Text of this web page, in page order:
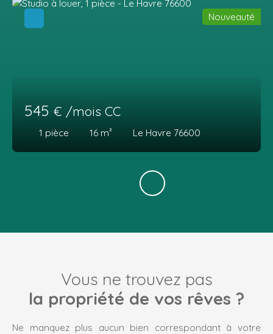
545 € /mois CC
1 pièce 16 m² Le Havre 76600
Nouveauté
Vous ne trouvez pas
la propriété de vos rêves ?
Ne manquez plus aucun bien correspondant à votre